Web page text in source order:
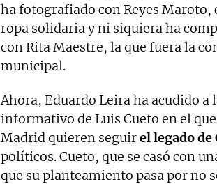
ha fotografiado con Reyes
ropa solidaria y ni siquiera ha
con Rita Maestre, la que fuera la
municipal.
Ahora, Eduardo Leira ha acudido a
informativo de Luis Cueto en el
Madrid quieren seguirel legado de
políticos. Cueto, que se casó con
que su planteamiento pasa por no